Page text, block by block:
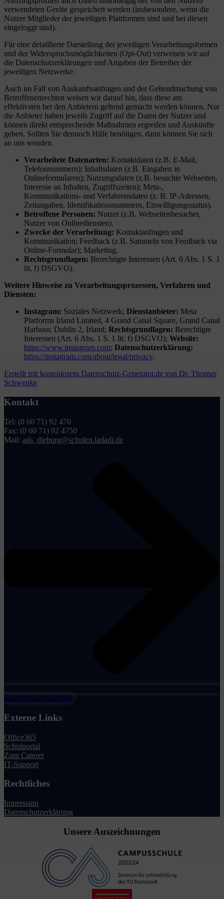
verwendeten Geräte gespeichert werden (insbesondere, wenn die
Nutzer Mitglieder der jeweiligen Plattformen sind und bei diesen
eingeloggt sind).
Für eine detaillierte Darstellung der jeweiligen Verarbeitungsformen
und der Widerspruchsmöglichkeiten (Opt-Out) verweisen wir auf
die Datenschutzerklärungen und Angaben der Betreiber der
jeweiligen Netzwerke.
Auch im Fall von Auskunftsanfragen und der Geltendmachung von
Betroffenenrechten weisen wir darauf hin, dass diese am
effektivsten bei den Anbietern geltend gemacht werden können. Nur
die Anbieter haben jeweils Zugriff auf die Daten der Nutzer und
können direkt entsprechende Maßnahmen ergreifen und Auskünfte
geben. Sollten Sie dennoch Hilfe benötigen, dann können Sie sich
an uns wenden.
Verarbeitete Datenarten: Kontaktdaten (z.B. E-Mail,
Telefonnummern); Inhaltsdaten (z.B. Eingaben in
Onlineformularen); Nutzungsdaten (z.B. besuchte Webseiten,
Interesse an Inhalten, Zugriffszeiten); Meta-,
Kommunikations- und Verfahrensdaten (z. B. IP-Adressen,
Zeitangaben, Identifikationsnummern, Einwilligungsstatus).
Betroffene Personen: Nutzer (z.B. Webseitenbesucher,
Nutzer von Onlinediensten).
Zwecke der Verarbeitung: Kontaktanfragen und
Kommunikation; Feedback (z.B. Sammeln von Feedback via
Online-Formular); Marketing.
Rechtsgrundlagen: Berechtigte Interessen (Art. 6 Abs. 1 S. 1
lit. f) DSGVO).
Weitere Hinweise zu Verarbeitungsprozessen, Verfahren und
Diensten:
Instagram: Soziales Netzwerk; Dienstanbieter: Meta
Platforms Irland Limited, 4 Grand Canal Square, Grand Canal
Harbour, Dublin 2, Irland; Rechtsgrundlagen: Berechtigte
Interessen (Art. 6 Abs. 1 S. 1 lit. f) DSGVO); Website:
https://www.instagram.com; Datenschutzerklärung:
https://instagram.com/about/legal/privacy.
Erstellt mit kostenlosem Datenschutz-Generator.de von Dr. Thomas
Schwenke
Kontakt
Tel: (0 60 71) 92 470
Fax: (0 60 71) 92 4750
Mail: ads_dieburg@schulen.ladadi.de
Zum Kontaktformular
Externe Links
Office365
Schulportal
Zum Caterer
IT-Support
Rechtliches
Impressum
Datenschutzerklärung
Unsere Auszeichnungen